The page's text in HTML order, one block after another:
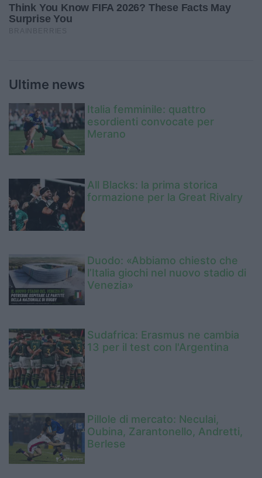
Ultime news
Italia femminile: quattro
esordienti convocate per
Merano
All Blacks: la prima storica
formazione per la Great Rivalry
Duodo: «Abbiamo chiesto che
l’Italia giochi nel nuovo stadio di
Venezia»
Sudafrica: Erasmus ne cambia
13 per il test con l'Argentina
Pillole di mercato: Neculai,
Oubina, Zarantonello, Andretti,
Berlese